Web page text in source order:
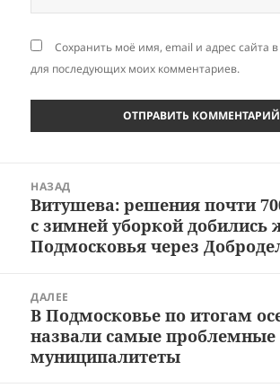
Сохранить моё имя, email и адрес сайта в
для последующих моих комментариев.
записям
НАЗАД
Предыдущая
запись:
Витушева: решения почти
с зимней уборкой добились
Подмосковья через
ДАЛЕЕ
Следующая
запись:
В Подмосковье по итогам
назвали самые проблемные
муниципалитеты